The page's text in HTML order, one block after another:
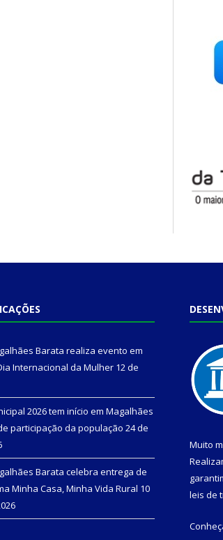
Barata realiza evento em
Internacional da Mulher 12 de
2026 tem início em Magalhães
participação da população 24 de
Barata celebra entrega de
Minha Casa, Minha Vida Rural 10
Muito
leis de